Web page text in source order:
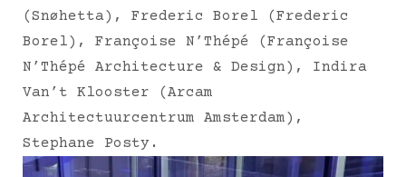
(Snøhetta), Frederic Borel (Frederic
Borel), Françoise N’Thépé (Françoise
N’Thépé Architecture & Design), Indira
Van’t Klooster (Arcam
Architectuurcentrum Amsterdam),
Stephane Posty.